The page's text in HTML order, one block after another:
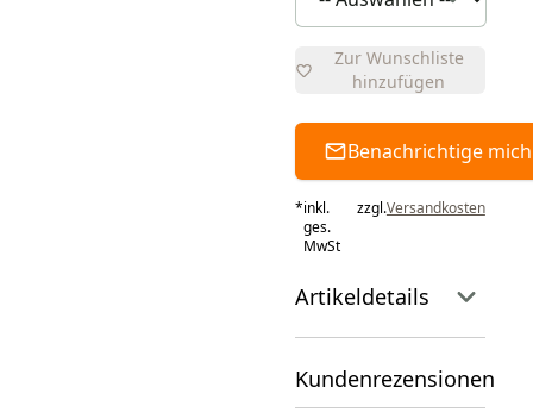
Zur Wunschliste
hinzufügen
Benachrichtige mich
*inkl.
ges.
MwSt
zzgl.Versandkosten
Artikeldetails
Kundenrezensionen